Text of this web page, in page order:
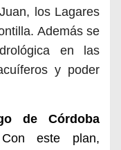
los Lagares
Además se
en las
y poder
de Córdoba
Con este plan,